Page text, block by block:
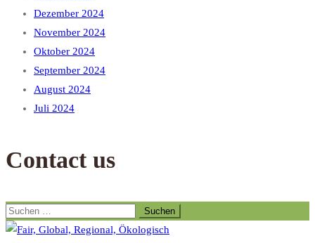
Dezember 2024
November 2024
Oktober 2024
September 2024
August 2024
Juli 2024
Contact us
Suchen
nach: